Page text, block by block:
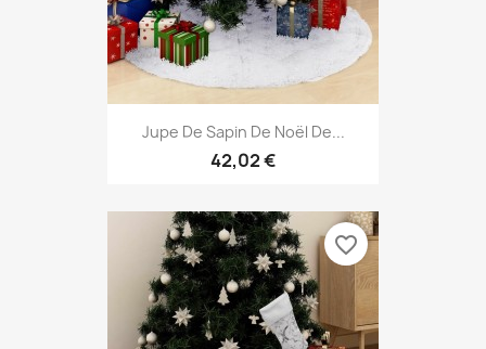
Jupe De Sapin De Noël De...
42,02 €
favorite_border